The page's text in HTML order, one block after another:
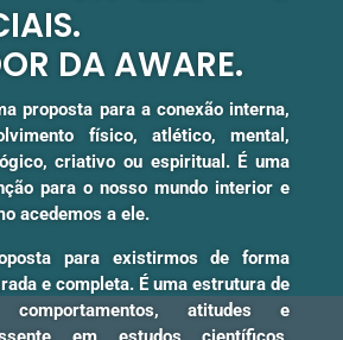
DA AWARE.
proposta para a conexão interna,
físico, atlético, mental,
criativo ou espiritual. É uma
para o nosso mundo interior e
acedemos a ele.
para existirmos de forma
e completa. É uma estrutura de
comportamentos, atitudes e